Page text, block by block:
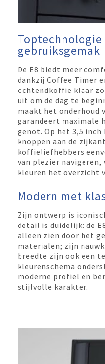
Toptechnologie
gebruiksgemak
De E8 biedt meer
dankzij Coffee Timer
ochtendkoffie klaar
uit om de dag te
maakt het onderhoud
garandeert maximale
genot. Op het 3,5
knoppen aan de
koffieliefhebbers
van plezier navigeren,
kleuren het overzicht
Modern met
Zijn ontwerp is
detail is duidelijk: de
alleen zien door het
materialen; zijn
breedte zijn ook een
kleurenschema
moderne profiel en
stijlvolle karakter.